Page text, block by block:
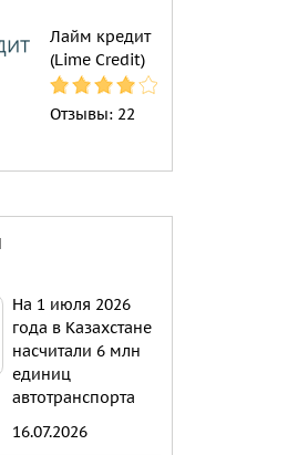
Лайм кредит
(Lime Credit)
Отзывы: 22
На 1 июля 2026
года в Казахстане
насчитали 6 млн
единиц
автотранспорта
16.07.2026